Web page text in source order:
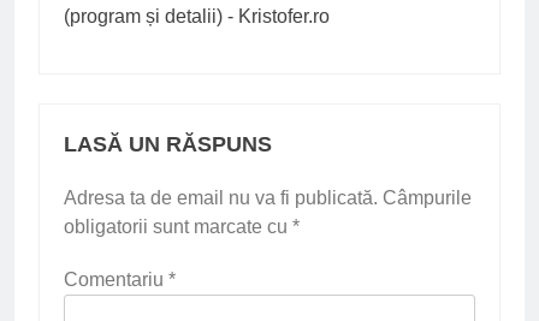
(program și detalii) - Kristofer.ro
LASĂ UN RĂSPUNS
Adresa ta de email nu va fi publicată. Câmpurile
obligatorii sunt marcate cu *
Comentariu *